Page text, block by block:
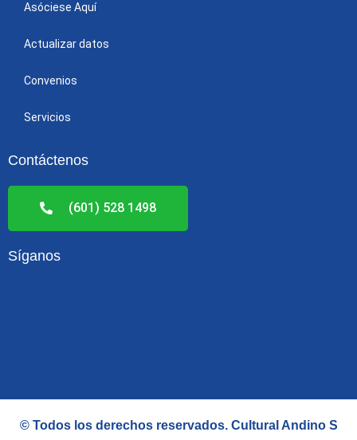
Asóciese Aquí
Actualizar datos
Convenios
Servicios
Contáctenos
(601) 528 1498
Síganos
e k
© Todos los derechos reservados. Cultural Andino S